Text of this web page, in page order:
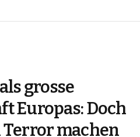
grosse
Europas: Doch
machen